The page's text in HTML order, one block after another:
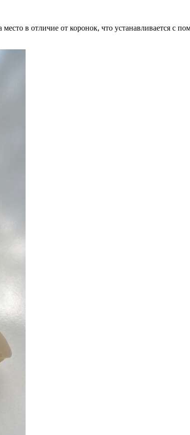
в отличие от коронок, что устанавливается с